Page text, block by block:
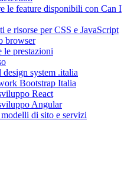
le feature disponibili con Can I
e risorse per CSS e JavaScript
browser
le prestazioni
system .italia
Bootstrap Italia
React
Angular
di sito e servizi